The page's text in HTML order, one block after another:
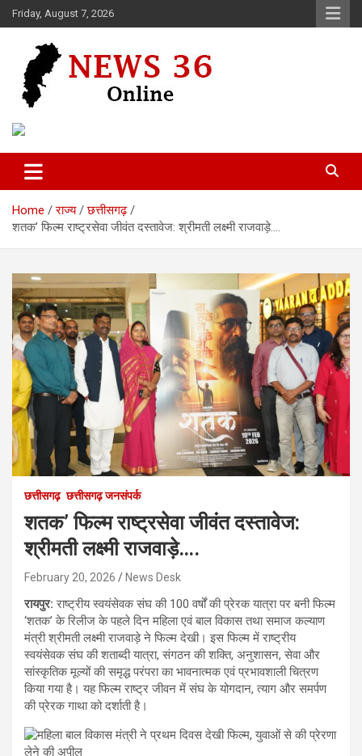
Skip
to
Friday, August 7, 2026
News 36
Home राज्य
छत्तीसगढ़
शतक’ फिल्म राष्ट्रसेवा जीवंत दस्तावेज: श्रीमती लक्ष्मी राजवाड़े….
छत्तीसगढ़ छत्तीसगढ़ जनसंपर्क
शतक’ फिल्म राष्ट्रसेवा जीवंत दस्तावेज:
श्रीमती लक्ष्मी राजवाड़े….
February 20, 2026 News Desk
रायपुर:राष्ट्रीय स्वयंसेवक संघ की 100 वर्षों की प्रेरक यात्रा पर बनी फिल्म
‘शतक’ के रिलीज के पहले दिन महिला एवं बाल विकास तथा समाज कल्याण
मंत्री श्रीमती लक्ष्मी राजवाड़े ने फिल्म देखी। इस फिल्म में राष्ट्रीय
स्वयंसेवक संघ की शताब्दी यात्रा, संगठन की शक्ति, अनुशासन, सेवा और
सांस्कृतिक मूल्यों की समृद्ध परंपरा का भावनात्मक एवं प्रभावशाली चित्रण
किया गया है। यह फिल्म राष्ट्र जीवन में संघ के योगदान, त्याग और समर्पण
की प्रेरक गाथा को दर्शाती है।